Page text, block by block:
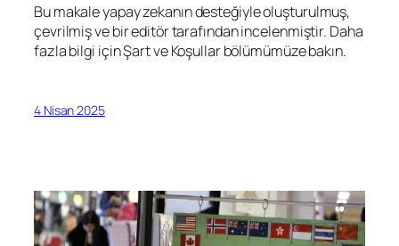
Bu makale yapay zekanın desteğiyle oluşturulmuş,
çevrilmiş ve bir editör tarafından incelenmiştir. Daha
fazla bilgi için Şart ve Koşullar bölümümüze bakın.
4 Nisan 2025